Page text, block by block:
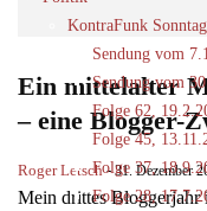
KontraFunk
Sendung vom
Sendung vom
Folge 62,
Folge 45,
Folge 37,
Folge 28,
Ein mittelalter
– eine Blogger-
Roger Letsch - 31. Dezember
Mein drittes Bloggerjahr